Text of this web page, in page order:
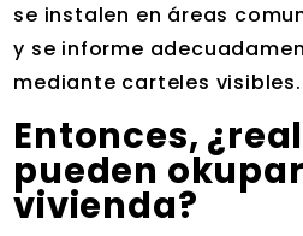
se instalen en áreas
y se informe
mediante carteles visibles.
Entonces,
pueden
vivienda?